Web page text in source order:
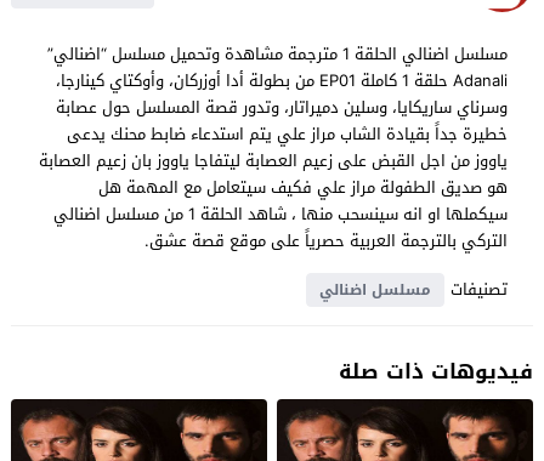
مسلسل اضنالي الحلقة 1 مترجمة مشاهدة وتحميل مسلسل “اضنالي”
Adanali حلقة 1 كاملة EP01 من بطولة أدا أوزركان، وأوكتاي كينارجا،
وسرناي ساريكايا، وسلين دميراتار، وتدور قصة المسلسل حول عصابة
خطيرة جداً بقيادة الشاب مراز علي يتم استدعاء ضابط محنك يدعى
ياووز من اجل القبض على زعيم العصابة ليتفاجا ياووز بان زعيم العصابة
هو صديق الطفولة مراز علي فكيف سيتعامل مع المهمة هل
سيكملها او انه سينسحب منها ، شاهد الحلقة 1 من مسلسل اضنالي
التركي بالترجمة العربية حصرياً على موقع قصة عشق.
تصنيفات
مسلسل اضنالي
فيديوهات ذات صلة